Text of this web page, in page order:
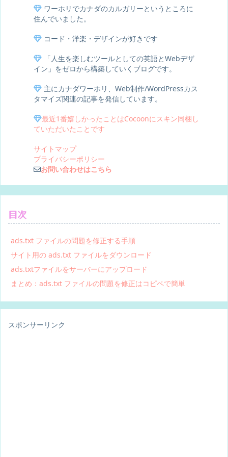
ワーホリでカナダのカルガリーというところに
住んでいました。
コード・洋楽・デザインが好きです
「人生を楽しむツールとしての英語とWebデザ
イン」をゼロから構築していくブログです。
主にカナダワーホリ、Web制作/WordPressカス
タマイズ関連の記事を発信しています。
最近1番嬉しかったことはCocoonにスキン同梱し
ていただいたことです
サイトマップ
プライバシーポリシー
お問い合わせはこちら
目次
ads.txt ファイルの問題を修正する手順
サイト用の ads.txt ファイルをダウンロード
ads.txtファイルをサーバーにアップロード
まとめ：ads.txt ファイルの問題を修正はコピペで簡単
スポンサーリンク